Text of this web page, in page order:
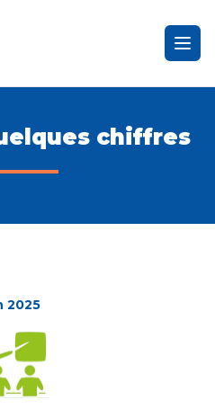
chiffres
2025